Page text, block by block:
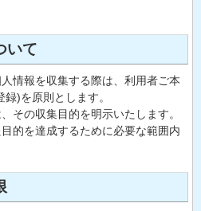
いて
情報を収集する際は、利用者ご本
)を原則とします。
その収集目的を明示いたします。
的を達成するために必要な範囲内